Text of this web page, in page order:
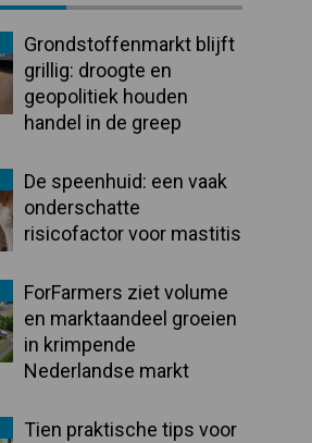
Grondstoffenmarkt blijft
grillig: droogte en
geopolitiek houden
handel in de greep
De speenhuid: een vaak
onderschatte
risicofactor voor mastitis
ForFarmers ziet volume
en marktaandeel groeien
in krimpende
Nederlandse markt
Tien praktische tips voor